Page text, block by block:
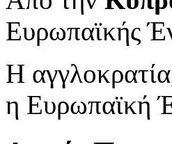
Ευρωπαϊκής
Η
η Ευρωπαϊκή